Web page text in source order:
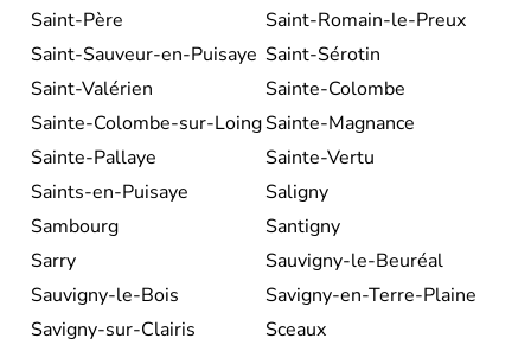
Saint-Père
Saint-Romain-le-Preux
Saint-Sauveur-en-Puisaye Saint-Sérotin
Saint-Valérien
Sainte-Colombe
Sainte-Colombe-sur-LoingSainte-Magnance
Sainte-Pallaye
Sainte-Vertu
Saints-en-Puisaye
Saligny
Sambourg
Santigny
Sarry
Sauvigny-le-Beuréal
Sauvigny-le-Bois
Savigny-en-Terre-Plaine
Savigny-sur-Clairis
Sceaux